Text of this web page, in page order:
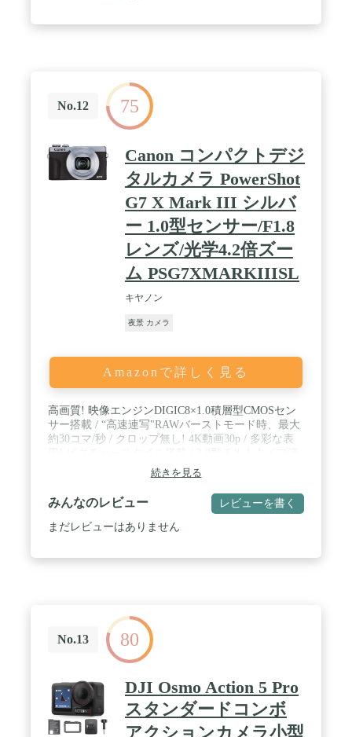
要に応じて録画を一時停止し、新たな録画を開始す
ることなく、録画を継続することができます。一時
停止機能はYouTube や Vlogging に最適です。 /
【3.0インチタッチスクリーン＆ナイトビジョン】デ
ジタルビデオカメラには、充電中の録画、顔認識、
ナイトビジョン、タイムラプス写真、連続撮影、サ
イレントビデオなど、多くの強力な機能がありま
す。USBケーブルを使用して、ビデオカメラを ビデ
オや写真をコンピューターに転送します。3.0インチ
タッチモニターを搭載しており、セッティングは機
械が苦手な人でも、とても簡単です。そして、270
度回転できるので、撮影されているものを正確に見
ることができます。 / 【2*バッテリー&リモコン】4
Ｋビデオカメラには2つのバッテリーが装備されて
を満たすことができます。 また、4Ｋビデオカメラ
撮影や記録を制御できるため、パーティーなどでの
を撮りたいときにとても重宝します。使用するには
リモコンをレンズと水平に合わせる必要がありま
す。 / 【ギフト&サービスに最適】このビデオカメ
便利です。 クリスマスや誕生日などのプレゼントに
も喜ばれる多機能ビデオカメラです。 ビデオカメラ
にはマイクが内蔵されており、外部マイクをサポー
大 128GB の SD カードをサポートしています 。SD
を推奨)を入れてからご使用ください。そして、ご
使用になる前に、カードをフォーマットしてくださ
い。一年保証付き、ご使用になる前に、ちゃんと説
ら、購入履歴ーアマゾンメッセージにて弊社に連絡
No.12 75
Canon コンパクトデジ
タルカメラ PowerShot
G7 X Mark III シルバ
ー 1.0型センサー/F1.8
レンズ/光学4.2倍ズー
ム PSG7XMARKIIISL
キヤノン
夜景 カメラ
Amazonで詳しく見る
高画質! 映像エンジンDIGIC8×1.0積層型CMOSセン
サー搭載 / “高速連写"RAWバーストモード時、最大
約30コマ/秒 / クロップ無し! 4K動画30p / 多彩な表
晶モニター搭載 / 星空モード進化! 4K動画対応 / 白
トビ低減と明るい領域への階調補正が可能(オート
ライティングオプティマイザ) / 一瞬をスローモーシ
ョンでとらえるハイフレームレート動画対応 /
Wifi/Bluetooth対応 スマートデバイスとの連携も簡単
続きを見る
みんなのレビュー レビューを書く
まだレビューはありません
No.13 80
DJI Osmo Action 5 Pro
スタンダードコンボ
アクションカメラ小型